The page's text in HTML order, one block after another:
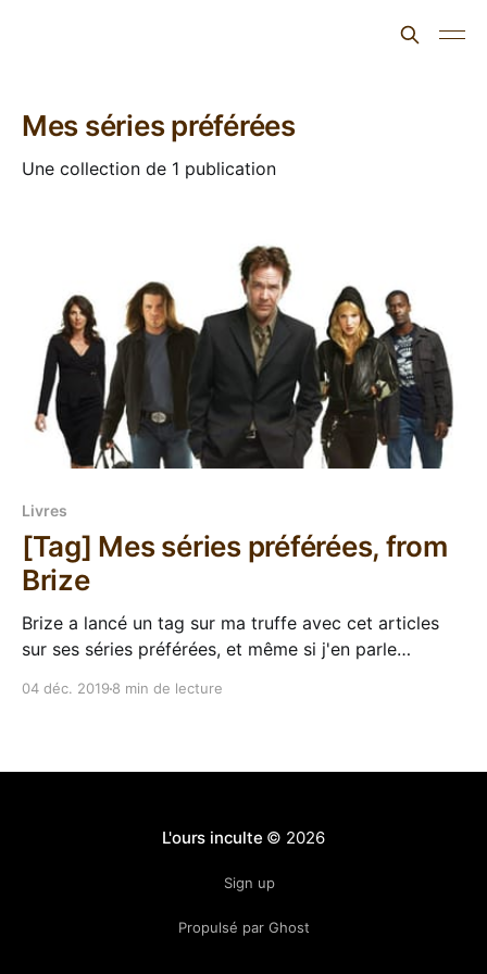
Mes séries préférées
Une collection de 1 publication
Livres
[Tag] Mes séries préférées, from
Brize
Brize a lancé un tag sur ma truffe avec cet articles
sur ses séries préférées, et même si j'en parle
04 déc. 2019 8 min de lecture
L'ours inculte © 2026
Sign up
Propulsé par Ghost